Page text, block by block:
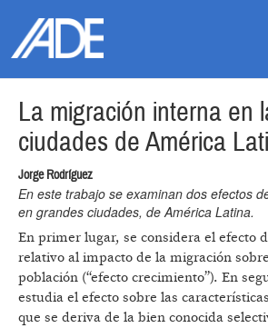
La migración interna en
ciudades de América
Jorge Rodríguez
En este trabajo se examinan dos efectos
en grandes ciudades, de América Latina.
En primer lugar, se considera el efecto
relativo al impacto de la migración
población (“efecto crecimiento”). En
estudia el efecto sobre las
que se deriva de la bien conocida